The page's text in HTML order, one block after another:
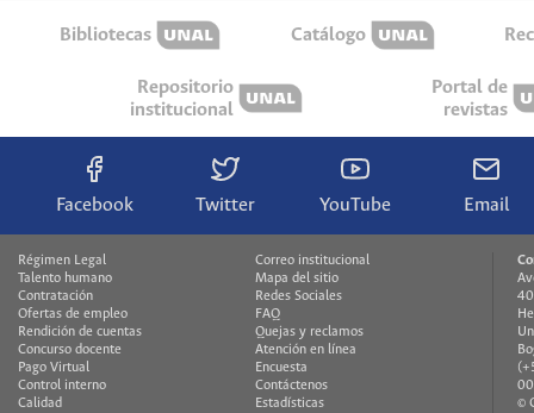
Bibliotecas Catálogo
Repositorio
institucional
Portal de
revistas
Facebook Twitter YouTube Email
Régimen Legal
Talento humano
Contratación
Ofertas de empleo
Rendición de cuentas
Concurso docente
Pago Virtual
Control interno
Calidad
Correo institucional
Mapa del sitio
Redes Sociales
FAQ
Quejas y reclamos
Atención en línea
Encuesta
Contáctenos
Estadísticas
©